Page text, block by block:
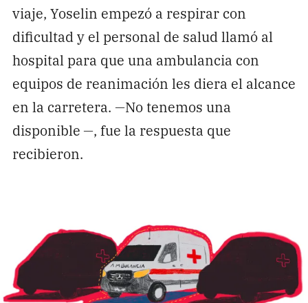
viaje, Yoselin empezó a respirar con
dificultad y el personal de salud llamó al
hospital para que una ambulancia con
equipos de reanimación les diera el alcance
en la carretera. —No tenemos una
disponible —, fue la respuesta que
recibieron.